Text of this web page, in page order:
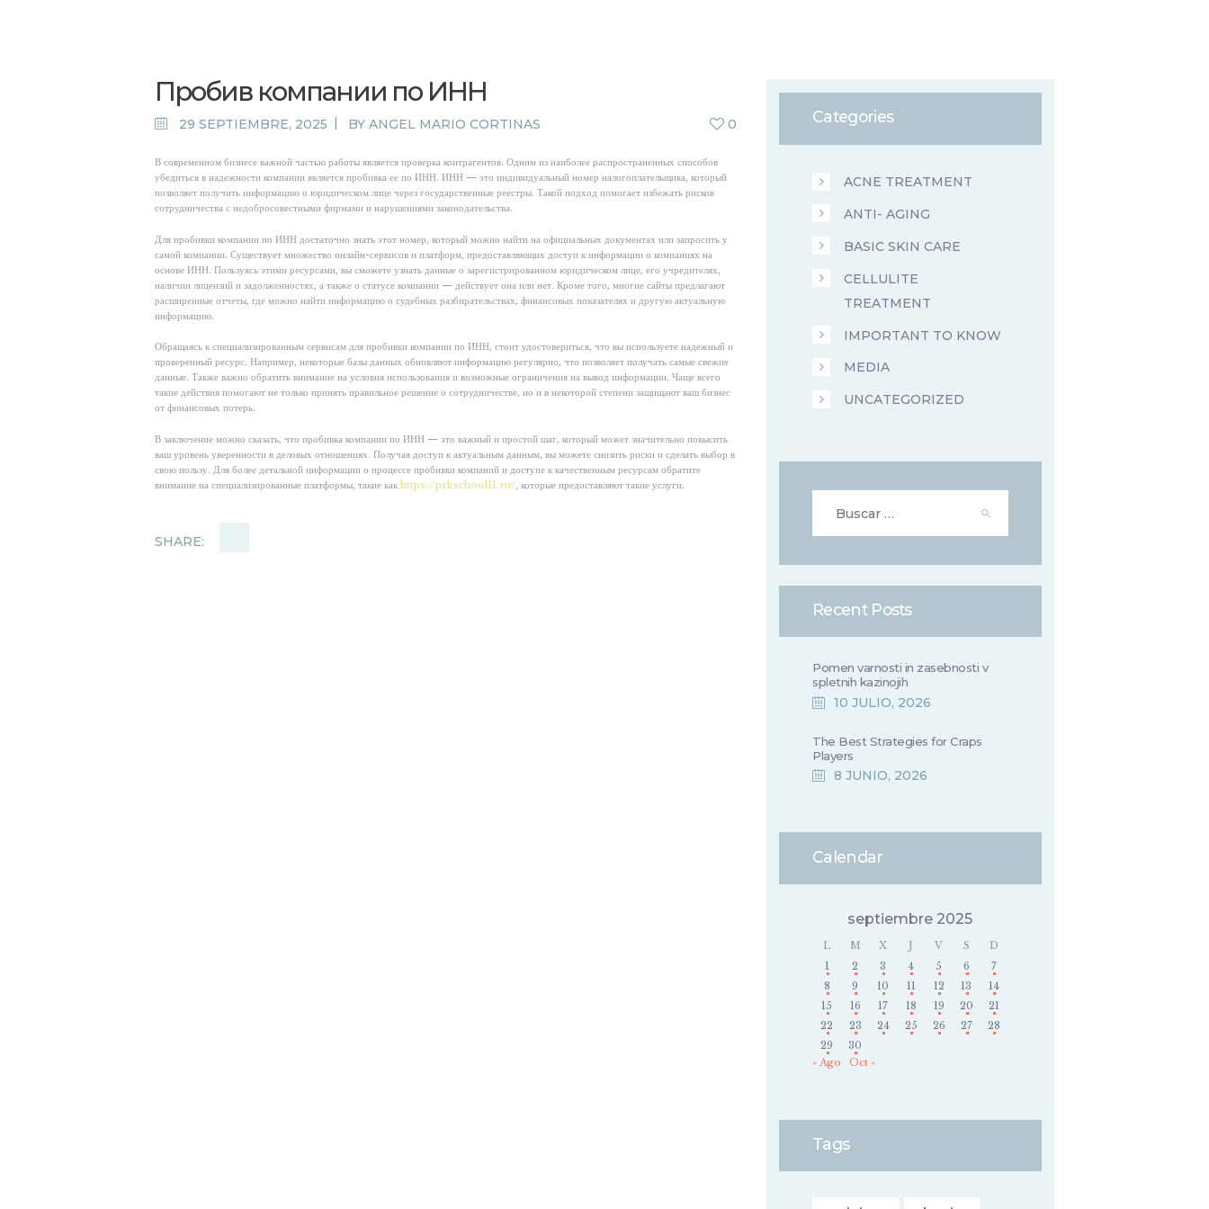
NOSOTROS
Пробив компании по ИНН
29 SEPTIEMBRE, 2025 BY ANGEL MARIO CORTINAS 0
В современном бизнесе важной частью работы является проверка контрагентов. Одним из наиболее распространенных способов
убедиться в надежности компании является пробивка ее по ИНН. ИНН — это индивидуальный номер налогоплательщика, который
позволяет получить информацию о юридическом лице через государственные реестры. Такой подход помогает избежать рисков
сотрудничества с недобросовестными фирмами и нарушениями законодательства.
Для пробивки компании по ИНН достаточно знать этот номер, который можно найти на официальных документах или запросить у
самой компании. Существует множество онлайн-сервисов и платформ, предоставляющих доступ к информации о компаниях на
основе ИНН. Пользуясь этими ресурсами, вы сможете узнать данные о зарегистрированном юридическом лице, его учредителях,
наличии лицензий и задолженностях, а также о статусе компании — действует она или нет. Кроме того, многие сайты предлагают
расширенные отчеты, где можно найти информацию о судебных разбирательствах, финансовых показателях и другую актуальную
информацию.
Обращаясь к специализированным сервисам для пробивки компании по ИНН, стоит удостовериться, что вы используете надежный и
проверенный ресурс. Например, некоторые базы данных обновляют информацию регулярно, что позволяет получать самые свежие
данные. Также важно обратить внимание на условия использования и возможные ограничения на вывод информации. Чаще всего
такие действия помогают не только принять правильное решение о сотрудничестве, но и в некоторой степени защищают ваш бизнес
от финансовых потерь.
В заключение можно сказать, что пробивка компании по ИНН — это важный и простой шаг, который может значительно повысить
ваш уровень уверенности в деловых отношениях. Получая доступ к актуальным данным, вы можете снизить риски и сделать выбор в
свою пользу. Для более детальной информации о процессе пробивки компаний и доступе к качественным ресурсам обратите
внимание на специализированные платформы, такие как https://prkschool11.ru/ , которые предоставляют такие услуги.
SHARE:
Categories
ACNE TREATMENT
ANTI- AGING
BASIC SKIN CARE
CELLULITE
TREATMENT
IMPORTANT TO KNOW
MEDIA
UNCATEGORIZED
Recent Posts
Pomen varnosti in zasebnosti v
spletnih kazinojih
10 JULIO, 2026
The Best Strategies for Craps
Players
8 JUNIO, 2026
Calendar
septiembre 2025
L M X J V S
D
1
2 3 4 5 6
7
8
9 10 11 12 13
14
15
16 17 18 19 20
21
22
23 24 25 26 27
28
29
30
« Ago
Oct »
Tags